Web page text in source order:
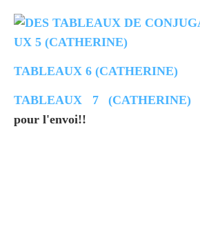
UX 5 (CATHERINE)
TABLEAUX 6 (CATHERINE)
TABLEAUX 7 (CATHERINE)
pour l'envoi!!